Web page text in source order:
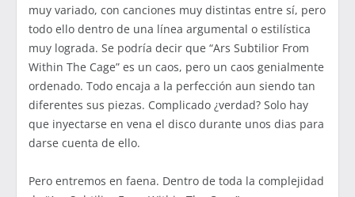
muy variado, con canciones muy distintas entre sí, pero
todo ello dentro de una línea argumental o estilística
muy lograda. Se podría decir que “Ars Subtilior From
Within The Cage” es un caos, pero un caos genialmente
ordenado. Todo encaja a la perfección aun siendo tan
diferentes sus piezas. Complicado ¿verdad? Solo hay
que inyectarse en vena el disco durante unos dias para
darse cuenta de ello.
Pero entremos en faena. Dentro de toda la complejidad